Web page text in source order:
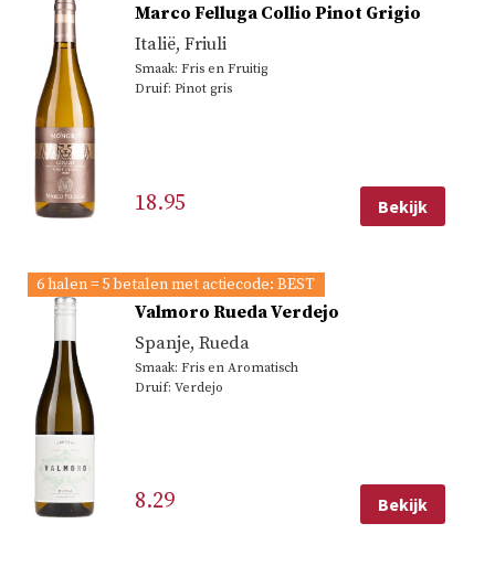
Marco Felluga Collio Pinot Grigio
Italië, Friuli
Smaak: Fris en Fruitig
Druif: Pinot gris
18.95 Bekijk
6 halen = 5 betalen met actiecode: BEST
Valmoro Rueda Verdejo
Spanje, Rueda
Smaak: Fris en Aromatisch
Druif: Verdejo
8.29 Bekijk